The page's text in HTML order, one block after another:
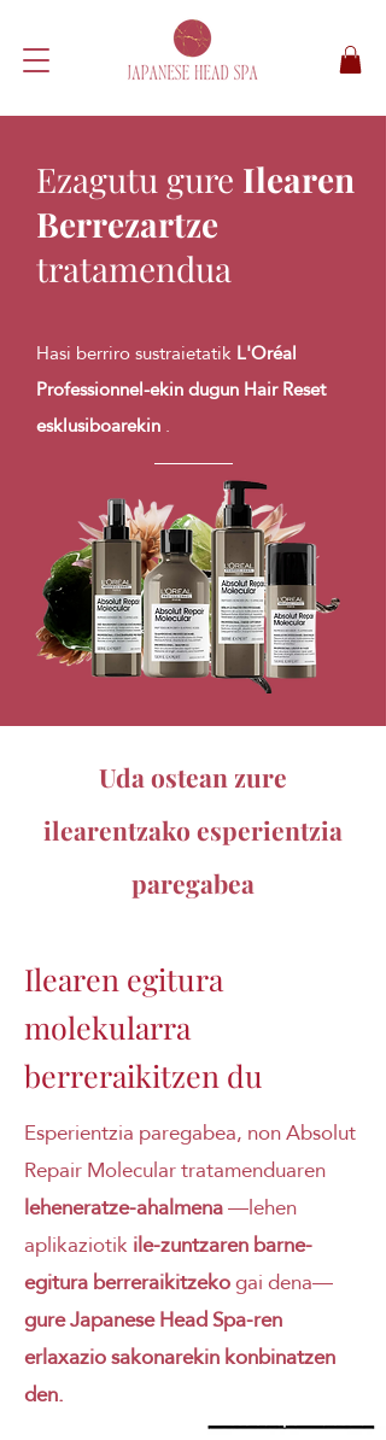
Ezagutu gure Ilearen
Berrezartze
tratamendua
Hasi berriro sustraietatik L'Oréal
Professionnel-ekin dugun Hair Reset
esklusiboarekin.
Uda ostean zure
ilearentzako esperientzia
paregabea
Ilearen egitura
molekularra
berreraikitzen du
Esperientzia paregabea, non Absolut
Repair Molecular tratamenduaren
leheneratze-ahalmena—lehen
aplikaziotikile-zuntzaren barne-
egitura berreraikitzekogai dena—
gure Japanese Head Spa-ren
erlaxazio sakonarekin konbinatzen
den.